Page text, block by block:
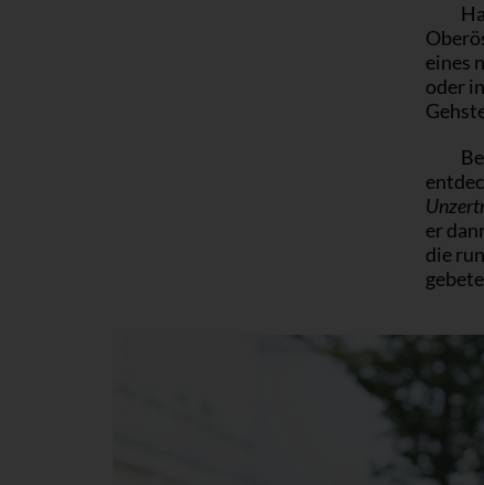
eines
oder
er
die